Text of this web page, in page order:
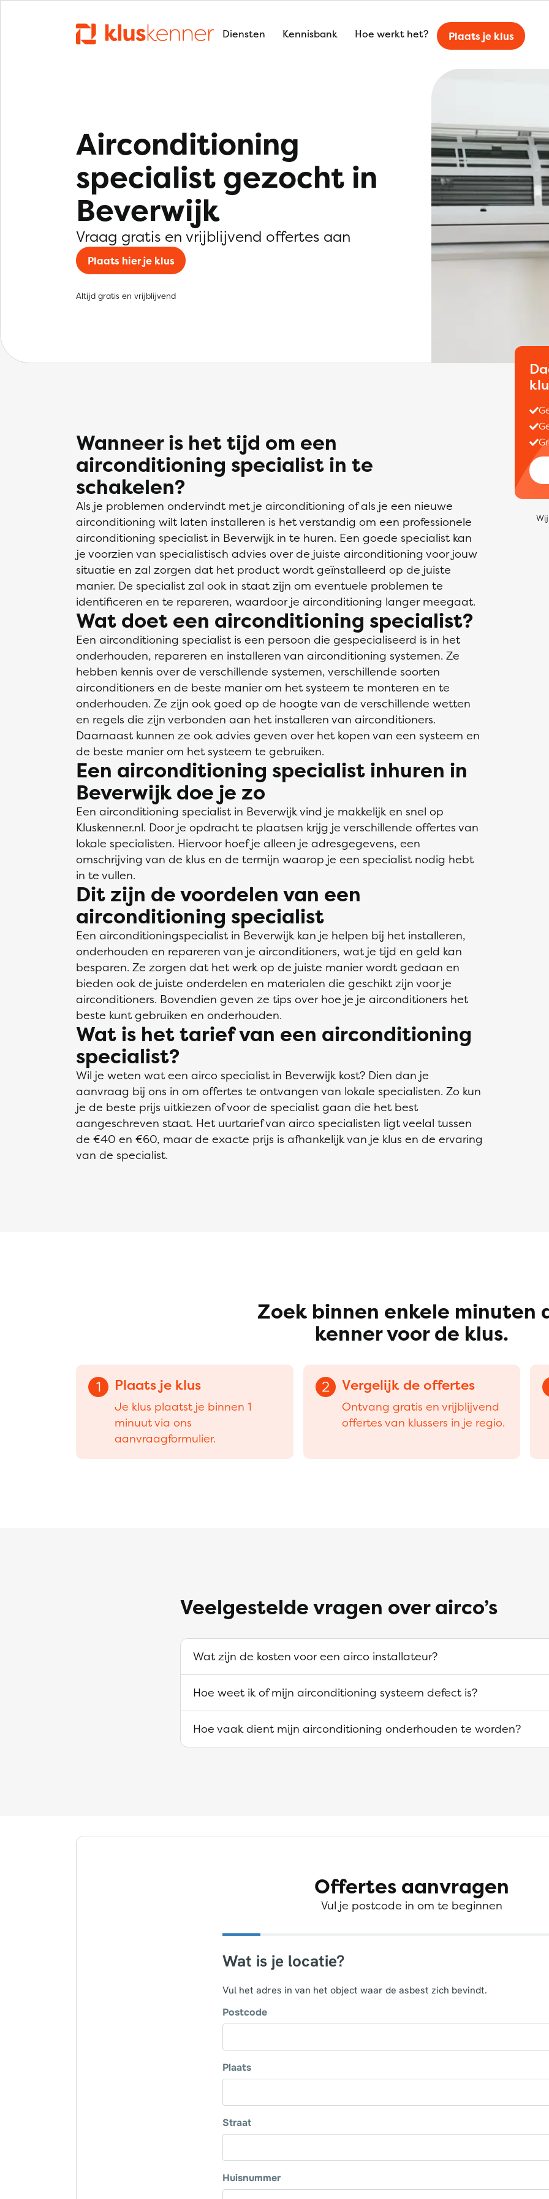
Diensten Kennisbank Hoe werkt het? Plaats je klus
Airconditioning
specialist gezocht in
Beverwijk
Vraag gratis en vrijblijvend offertes aan
Plaats hier je klus
Altijd gratis en vrijblijvend
Wanneer is het tijd om een
airconditioning specialist in te
schakelen?
Als je problemen ondervindt met je airconditioning of als je een nieuwe
airconditioning wilt laten installeren is het verstandig om een professionele
airconditioning specialist in Beverwijk in te huren. Een goede specialist kan
je voorzien van specialistisch advies over de juiste airconditioning voor jouw
situatie en zal zorgen dat het product wordt geïnstalleerd op de juiste
manier. De specialist zal ook in staat zijn om eventuele problemen te
identificeren en te repareren, waardoor je airconditioning langer meegaat.
Wat doet een airconditioning specialist?
Een airconditioning specialist is een persoon die gespecialiseerd is in het
onderhouden, repareren en installeren van airconditioning systemen. Ze
hebben kennis over de verschillende systemen, verschillende soorten
airconditioners en de beste manier om het systeem te monteren en te
onderhouden. Ze zijn ook goed op de hoogte van de verschillende wetten
en regels die zijn verbonden aan het installeren van airconditioners.
Daarnaast kunnen ze ook advies geven over het kopen van een systeem en
de beste manier om het systeem te gebruiken.
Een airconditioning specialist inhuren in
Beverwijk doe je zo
Een airconditioning specialist in Beverwijk vind je makkelijk en snel op
Kluskenner.nl. Door je opdracht te plaatsen krijg je verschillende offertes van
lokale specialisten. Hiervoor hoef je alleen je adresgegevens, een
omschrijving van de klus en de termijn waarop je een specialist nodig hebt
in te vullen.
Dit zijn de voordelen van een
airconditioning specialist
Een airconditioningspecialist in Beverwijk kan je helpen bij het installeren,
onderhouden en repareren van je airconditioners, wat je tijd en geld kan
besparen. Ze zorgen dat het werk op de juiste manier wordt gedaan en
bieden ook de juiste onderdelen en materialen die geschikt zijn voor je
airconditioners. Bovendien geven ze tips over hoe je je airconditioners het
beste kunt gebruiken en onderhouden.
Wat is het tarief van een airconditioning
specialist?
Wil je weten wat een airco specialist in Beverwijk kost? Dien dan je
aanvraag bij ons in om offertes te ontvangen van lokale specialisten. Zo kun
je de beste prijs uitkiezen of voor de specialist gaan die het best
aangeschreven staat. Het uurtarief van airco specialisten ligt veelal tussen
de €40 en €60, maar de exacte prijs is afhankelijk van je klus en de ervaring
van de specialist.
Zoek binnen enkele minuten
kenner voor de klus.
1 Plaats je klus
Je klus plaatst je binnen 1
minuut via ons
aanvraagformulier.
2 Vergelijk de offertes
Ontvang gratis en vrijblijvend
offertes van klussers in je regio.
Veelgestelde vragen over airco’s
Wat zijn de kosten voor een airco installateur?
Hoe weet ik of mijn airconditioning systeem defect is?
Hoe vaak dient mijn airconditioning onderhouden te worden?
Offertes aanvragen
Vul je postcode in om te beginnen